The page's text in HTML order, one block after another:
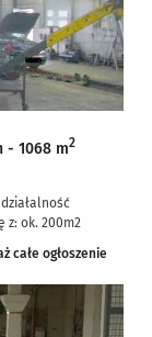
- 1068 m2
z: ok. 200m2
całe ogłoszenie